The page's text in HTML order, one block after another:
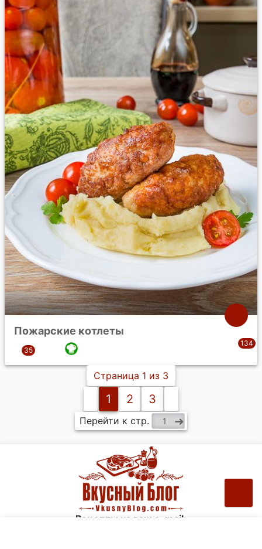
Пожарские котлеты
Страница 1 из 3
1 2 3
Перейти к стр.
Рецепты на ваш e-mail: